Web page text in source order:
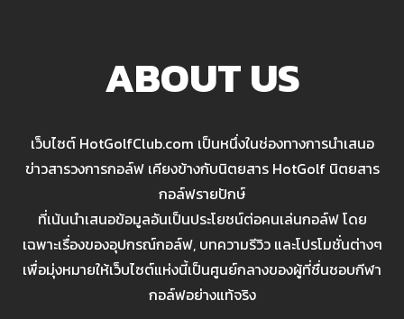
ABOUT US
เว็บไซต์ HotGolfClub.com เป็นหนึ่งในช่องทางการนำเสนอ
ข่าวสารวงการกอล์ฟ เคียงข้างกับนิตยสาร HotGolf นิตยสาร
กอล์ฟรายปักษ์
ที่เน้นนำเสนอข้อมูลอันเป็นประโยชน์ต่อคนเล่นกอล์ฟ โดย
เฉพาะเรื่องของอุปกรณ์กอล์ฟ, บทความรีวิว และโปรโมชั่นต่างๆ
เพื่อมุ่งหมายให้เว็บไซต์แห่งนี้เป็นศูนย์กลางของผู้ที่ชื่นชอบกีฬา
กอล์ฟอย่างแท้จริง